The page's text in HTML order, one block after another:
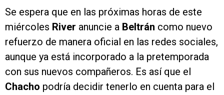
Se espera que en las próximas horas de este
miércoles River anuncie a Beltrán como nuevo
refuerzo de manera oficial en las redes sociales,
aunque ya está incorporado a la pretemporada
con sus nuevos compañeros. Es así que el
Chacho podría decidir tenerlo en cuenta para el